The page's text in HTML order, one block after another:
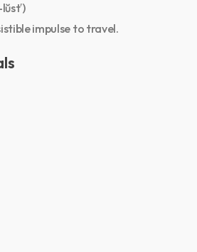
impulse to travel.